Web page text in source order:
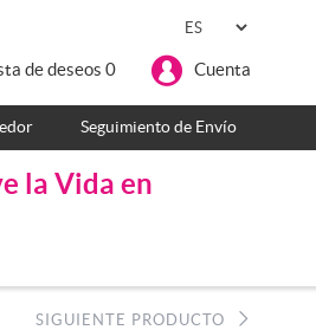
de deseos 0 Cuenta
Seguimiento de Envío
la Vida en
SIGUIENTE PRODUCTO